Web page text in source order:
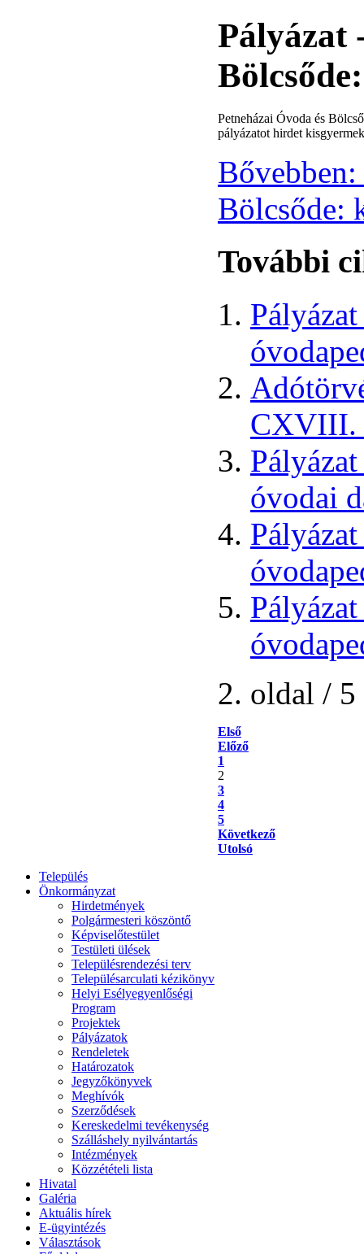
Pályázat
Petneházai Óvoda és
pályázatot hirdet
Bővebben:
Bölcsőde:
További
CXVIII.
óvodai
2. oldal / 5
Első
Előző
1
2
3
4
5
Következő
Utolsó
Település
Önkormányzat
Hirdetmények
Polgármesteri köszöntő
Képviselőtestület
Testületi ülések
Településrendezési terv
Településarculati kézikönyv
Helyi Esélyegyenlőségi
Program
Projektek
Pályázatok
Rendeletek
Határozatok
Jegyzőkönyvek
Meghívók
Szerződések
Kereskedelmi tevékenység
Szálláshely nyilvántartás
Intézmények
Közzétételi lista
Hivatal
Galéria
Aktuális hírek
E-ügyintézés
Választások